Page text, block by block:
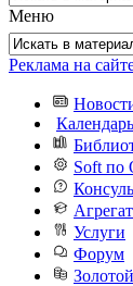
Меню
Реклама на
Soft
Услуги
Форум